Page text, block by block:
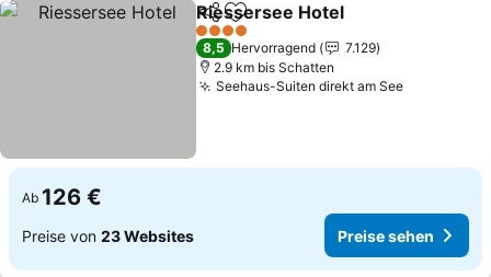
TeilenZu Favoriten hinzufügen
Riessersee Hotel
4 Sterne
8,5 Hervorragend
7.129
2.9 km bis Schatten
Seehaus-Suiten direkt am See
Ab 126 €
Preise von 23 Websites Preise sehen